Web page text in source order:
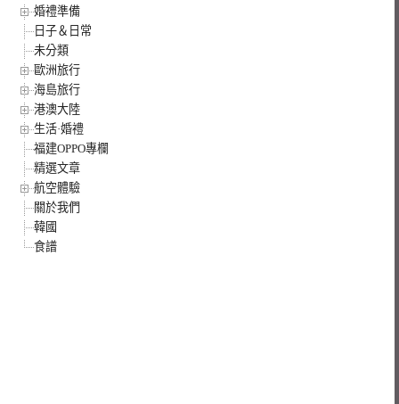
婚禮準備
日子＆日常
未分類
歐洲旅行
海島旅行
港澳大陸
生活·婚禮
福建OPPO專欄
精選文章
航空體驗
關於我們
韓國
食譜